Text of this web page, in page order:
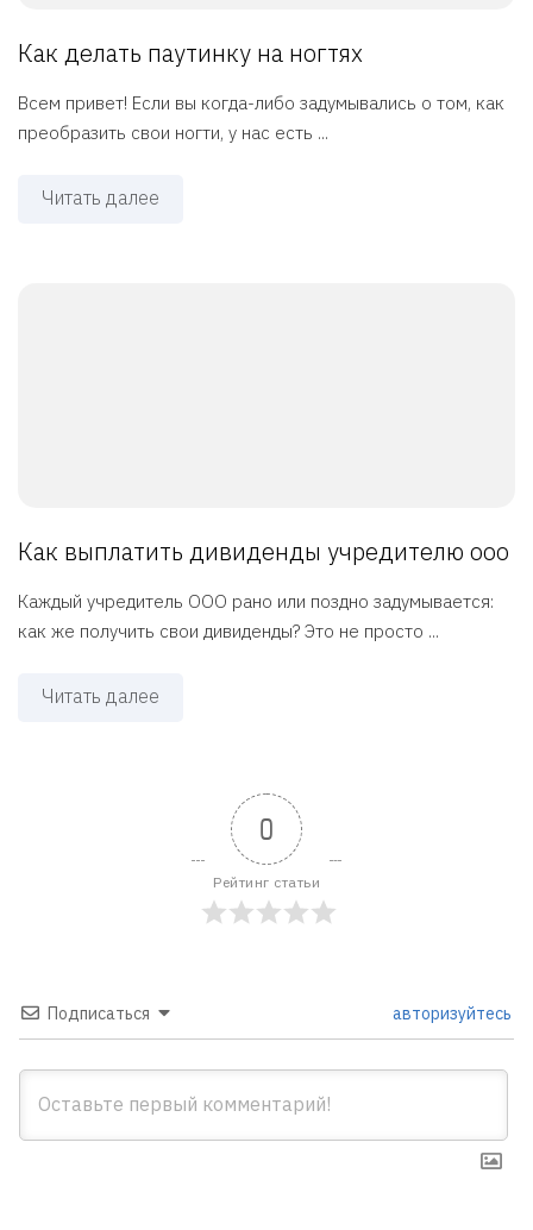
Как делать паутинку на ногтях
Всем привет! Если вы когда-либо задумывались о том, как
преобразить свои ногти, у нас есть ...
Читать далее
Как выплатить дивиденды учредителю ооо
Каждый учредитель ООО рано или поздно задумывается:
как же получить свои дивиденды? Это не просто ...
Читать далее
0
Рейтинг статьи
Подписаться авторизуйтесь